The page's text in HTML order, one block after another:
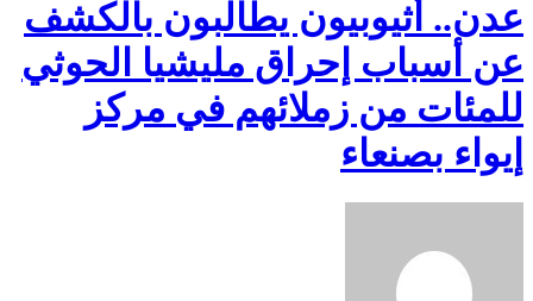
عدن.. أثيوبيون يطالبون بالكشف
عن أسباب إحراق مليشيا الحوثي
للمئات من زملائهم في مركز
إيواء بصنعاء